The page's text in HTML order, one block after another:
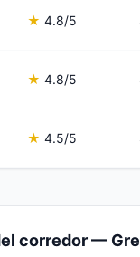
★ 4.8/5
★ 4.8/5
★ 4.5/5
corredor —